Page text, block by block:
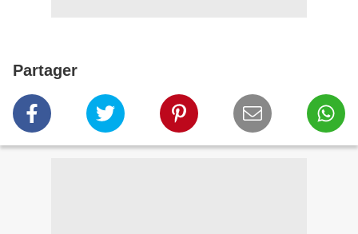
Partager